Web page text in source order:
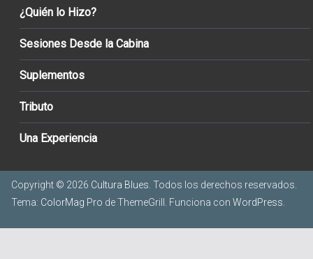
¿Quién lo Hizo?
Sesiones Desde la Cabina
Suplementos
Tributo
Una Experiencia
Copyright © 2026 Cultura Blues. Todos los derechos reservados.
Tema: ColorMag Pro de ThemeGrill. Funciona con WordPress.